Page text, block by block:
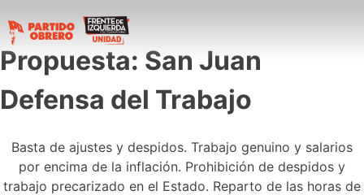
Propuesta: San Juan
Defensa del Trabajo
Basta de ajustes y despidos. Trabajo genuino y salarios
por encima de la inflación. Prohibición de despidos y
trabajo precarizado en el Estado. Reparto de las horas de